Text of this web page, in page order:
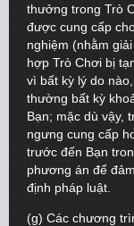
thưởng trong Trò
được cung cấp
nghiệm (nhằm
hợp Trò Chơi bị
vì bất kỳ lý do
thường bất kỳ
Bạn; mặc dù vậy,
ngưng cung cấp
trước đến Bạn
phương án để
định pháp luật.
(g) Các chương